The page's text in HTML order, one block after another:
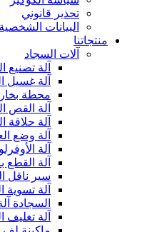
تحذير قانوني
البيانات الشخصية
منتجاتنا
آلات السجاد
آلة تصنيع
آلة غسيل
محطة
آلة القص
آلة حلاقة
آلة وضع
آلة
آلة القطع
سير ناقل
آلة تسوية
السجادة
آلة تغليف